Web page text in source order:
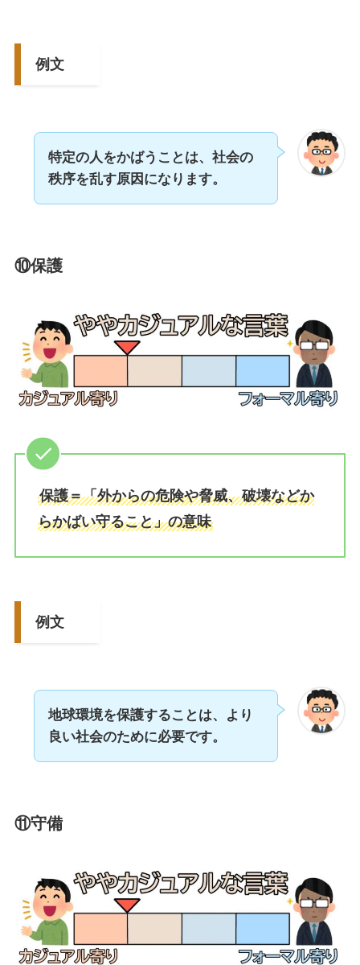
例文
特定の人をかばうことは、社会の
秩序を乱す原因になります。
⑩保護
保護＝「外からの危険や脅威、破壊などか
らかばい守ること」の意味
例文
地球環境を保護することは、より
良い社会のために必要です。
⑪守備